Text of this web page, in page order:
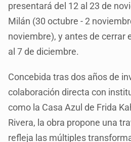
presentará del 12 al 23 de
Milán (30 octubre - 2
noviembre), y antes de cerrar
al 7 de diciembre.
Concebida tras dos años de
colaboración directa con
como la Casa Azul de Frida
Rivera, la obra propone una
refleja las múltiples